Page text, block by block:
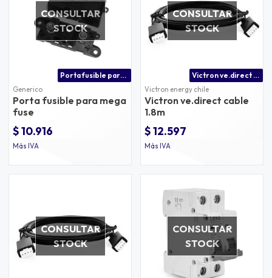
CONSULTAR
STOCK
Porta fusible para mega fuse (fuse holder)
Generico
Porta fusible para mega
fuse
$ 10.916
Más IVA
CONSULTAR
STOCK
Victron ve.direct cable 1.8m
Victron energy chile
Victron ve.direct cable
1.8m
$ 12.597
Más IVA
CONSULTAR
STOCK
CONSULTAR
STOCK